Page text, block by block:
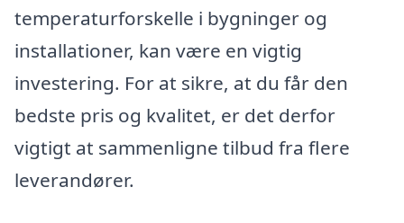
temperaturforskelle i bygninger og
installationer, kan være en vigtig
investering. For at sikre, at du får den
bedste pris og kvalitet, er det derfor
vigtigt at sammenligne tilbud fra flere
leverandører.